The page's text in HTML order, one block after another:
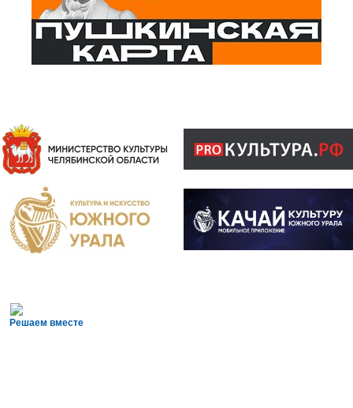
Решаем вместе